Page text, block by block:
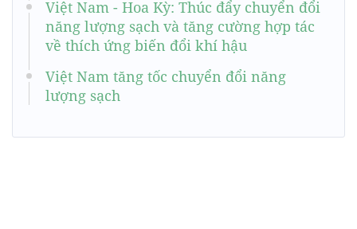
Việt Nam - Hoa Kỳ: Thúc đẩy chuyển đổi
năng lượng sạch và tăng cường hợp tác
về thích ứng biến đổi khí hậu
Việt Nam tăng tốc chuyển đổi năng
lượng sạch